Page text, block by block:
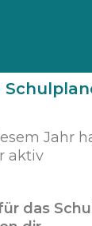
Jahr
aktiv
das